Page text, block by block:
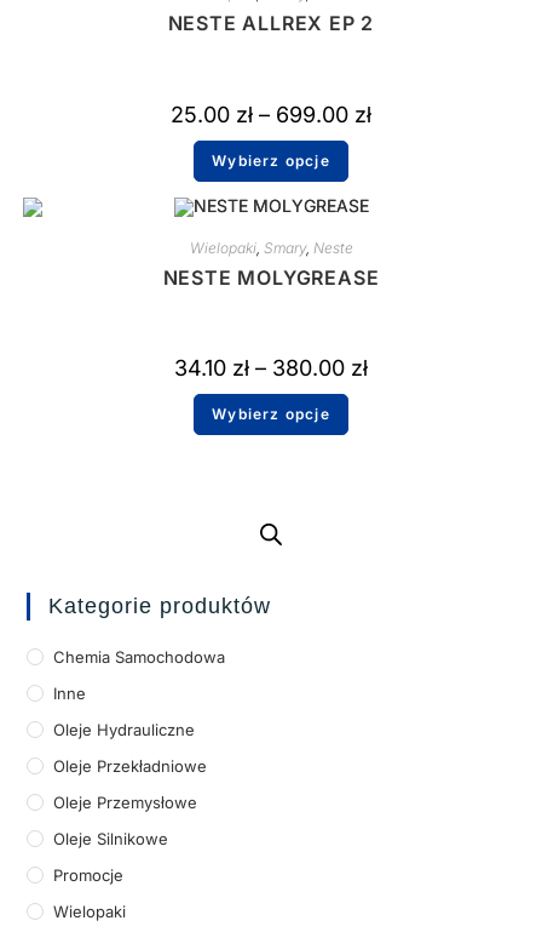
NESTE ALLREX EP 2
25.00 zł – 699.00 zł
Wybierz opcje
Wielopaki, Smary, Neste
NESTE MOLYGREASE
34.10 zł – 380.00 zł
Wybierz opcje
Kategorie produktów
Chemia Samochodowa
Inne
Oleje Hydrauliczne
Oleje Przekładniowe
Oleje Przemysłowe
Oleje Silnikowe
Promocje
Wielopaki